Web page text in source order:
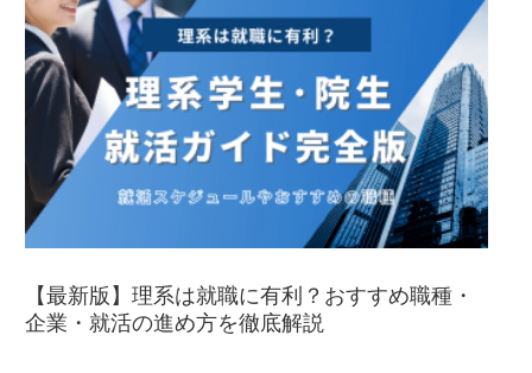
【最新版】理系は就職に有利？おすすめ職種・
企業・就活の進め方を徹底解説